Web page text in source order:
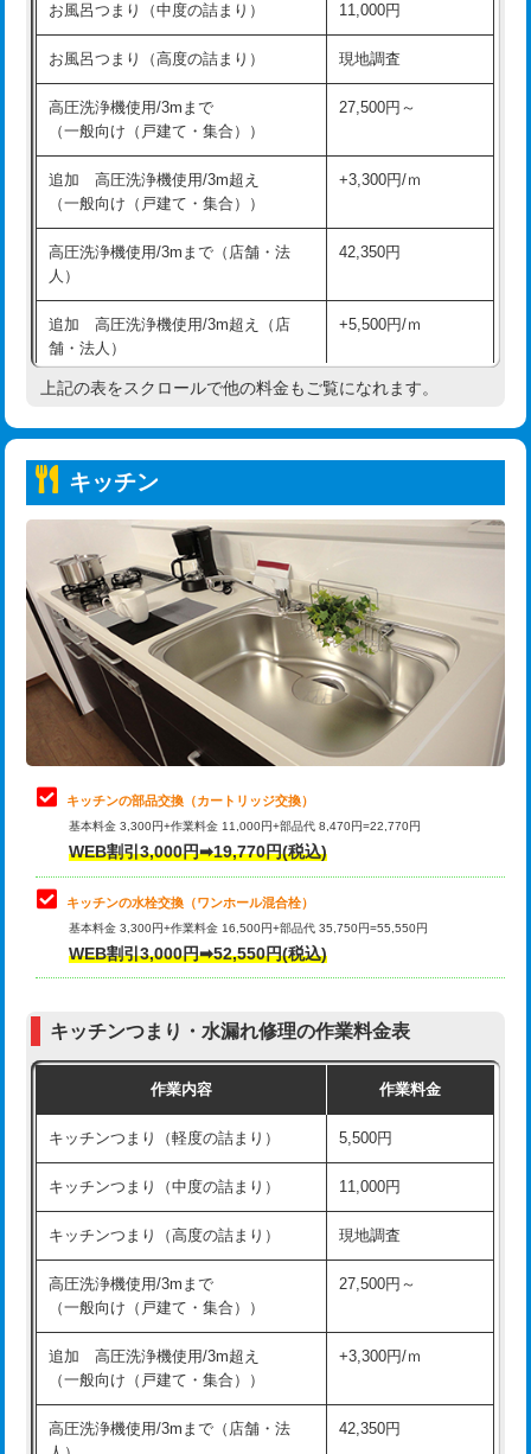
交換・取付(混合水栓（壁付・デッキ
式・ワンホール）)
16,500円+材料費
交換・取付(排水栓・排水トラップ
（P/S/ポップアップ））
22,000円+材料費
交換・取付（その他部品） 11,000円+材料費
持込商品取付（単水栓） 13,200円
持込商品取付（混合水栓）
持込商品取付（浄水器・分岐水栓） 16,500円
持込商品取付（温水洗浄便座） 22,000円
持込商品取付（普通便座⇔温水洗浄便
22,000円
給水管工事※（ホール加工)
給水管工事※（バンド止め) 3,300円
給水管工事※（支持金具設置) 5,500円
給水管工事※（保温材使用（バンド止
め込み）)
5,500円
給水管工事※（土の掘削・埋め戻し作
11,000円
給水管工事※（塩ビ管（VP・HI）使
用/3ｍまで)
給水管工事※（塩ビ管（VP・HI）使
用（追加）/3ｍ超え)
給水管工事※（ライニング鋼管・銅
管・ポリ管・HT管使用/3ｍまで)
44,000円
管・ポリ管・HT管使用/3ｍ超え)
排水管工事（土の掘削・埋め戻し作
11,000円~
排水管工事（排水管工事/3ｍまで） 55,000円
排水管工事（追加 排水管工事/3ｍ超
+11,000円
マス交換（深さ50㎝未満）
マス交換（深さ50㎝以上） 66,000円
コンクリート斫り（厚さ10㎝まで）
お風呂つまり（中度の詰まり） 11,000円
お風呂つまり（高度の詰まり） 現地調査
高圧洗浄機使用/3mまで
（一般向け（戸建て・集合））
27,500円～
追加 高圧洗浄機使用/3m超え
（一般向け（戸建て・集合））
+3,300円/ｍ
高圧洗浄機使用/3mまで（店舗・法
人）
42,350円
追加 高圧洗浄機使用/3m超え（店
舗・法人）
+5,500円/ｍ
高度高圧洗浄換 現地調査
トーラー機使用/3mまで
追加トーラー機使用/3m超え +3,300円
カメラ調査 33,000円
桝清掃 8,800円
止水・漏水調査・防水処理・清掃・修
理・調整・分解・加工など（軽作業）
11,000円
止水・漏水調査・防水処理・清掃・修
理・調整・分解・加工など（中作業）
22,000円
止水・漏水調査・防水処理・清掃・修
理・調整・分解・加工など（重作業）
33,000円
お風呂タンク脱着
その他部品の脱着
式・ワンホール）)
交換・取付(排水栓・排水トラップ
22,000円+材料費
持込商品取付（単水栓）
持込商品取付（混合水栓） 16,500円
上記の表をスクロールで他の料金もご覧になれます。
キッチン
キッチンの部品交換（カートリッジ交換）
基本料金 3,300円+作業料金 11,000円+部品代 8,470円=22,770円
WEB割引3,000円➡19,770円(税込)
キッチンの水栓交換（ワンホール混合栓）
基本料金 3,300円+作業料金 16,500円+部品代 35,750円=55,550円
WEB割引3,000円➡52,550円(税込)
キッチンつまり・水漏れ修理の作業料金表
作業内容 作業料金
キッチンつまり（軽度の詰まり） 5,500円
キッチンつまり（中度の詰まり） 11,000円
キッチンつまり（高度の詰まり） 現地調査
高圧洗浄機使用/3mまで
（一般向け（戸建て・集合））
27,500円～
追加 高圧洗浄機使用/3m超え
（一般向け（戸建て・集合））
+3,300円/ｍ
高圧洗浄機使用/3mまで（店舗・法
42,350円